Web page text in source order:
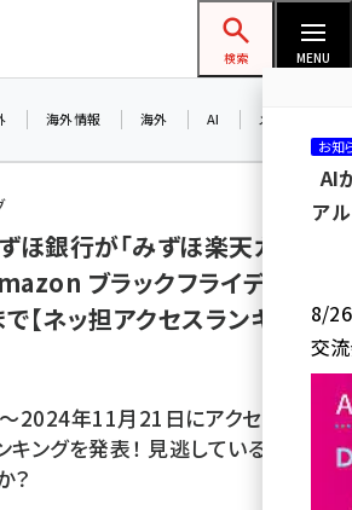
ットショップ担当者フォーラム
検索 MENU
海外情報 海外 AI メタバース
ほ銀行が「みずほ楽天カー
ブラックフライデー」は
ネッ担アクセスランキン
2024年11月21日にアクセス数の
ングを発表！ 見逃している人気
？
お知
AI
ア
8/26
交